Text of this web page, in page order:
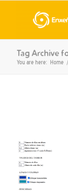
Tag Archive
You are here: Home /